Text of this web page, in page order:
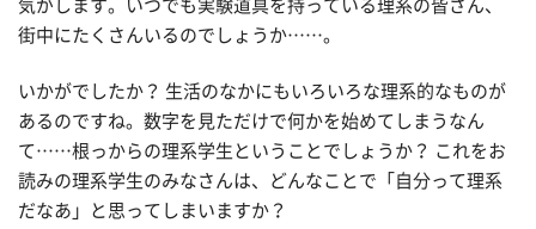
気がします。いつでも実験道具を持っている理系の皆さん、
街中にたくさんいるのでしょうか……。
いかがでしたか？ 生活のなかにもいろいろな理系的なものが
あるのですね。数字を見ただけで何かを始めてしまうなん
て……根っからの理系学生ということでしょうか？ これをお
読みの理系学生のみなさんは、どんなことで「自分って理系
だなあ」と思ってしまいますか？